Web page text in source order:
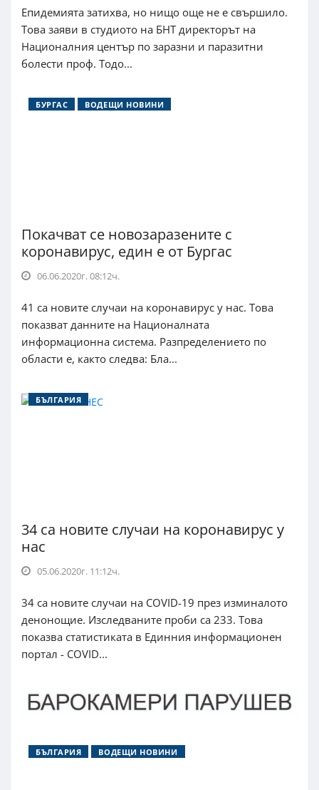
Епидемията затихва, но нищо още не е свършило.
Това заяви в студиото на БНТ директорът на
Националния център по заразни и паразитни
болести проф. Тодо...
БУРГАС ВОДЕЩИ НОВИНИ
Покачват се новозаразените с
коронавирус, един е от Бургас
06.06.2020г. 08:12ч.
41 са новите случаи на коронавирус у нас. Това
показват данните на Националната
информационна система. Разпределението по
области е, както следва: Бла...
БЪЛГАРИЯ
34 са новите случаи на коронавирус у
нас
05.06.2020г. 11:12ч.
34 са новите случаи на COVID-19 през изминалото
денонощие. Изследваните проби са 233. Това
показва статистиката в Единния информационен
портал - COVID...
БЪЛГАРИЯ ВОДЕЩИ НОВИНИ